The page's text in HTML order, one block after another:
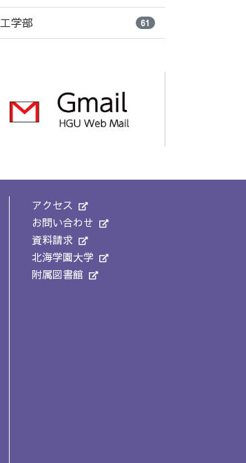
工学部 61
アクセス
お問い合わせ
資料請求
北海学園大学
附属図書館